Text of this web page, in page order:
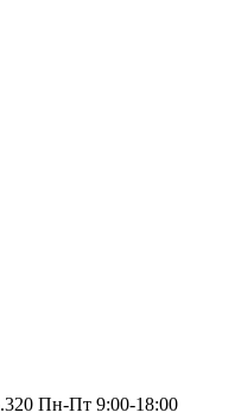
Пн-Пт 9:00-18:00